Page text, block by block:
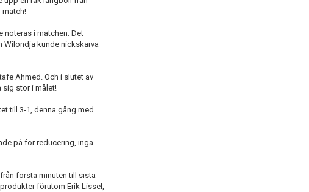
match!
noteras i matchen. Det
Wilondja kunde nickskarva
Ahmed. Och i slutet av
sig stor i målet!
till 3-1, denna gång med
på för reducering, inga
första minuten till sista
förutom Erik Lissel,